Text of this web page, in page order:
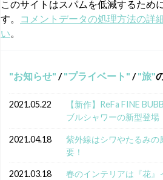
このサイトはスパムを低減するため
す。
コメントデータの処理方法の詳
い
お知らせ / プライベート / 旅
2021.05.22
【新作】ReFa FINE
ブルシャワーの新型登場
2021.04.18
紫外線はシワやたるみ
要！
2021.03.18
春のインテリアは『花』